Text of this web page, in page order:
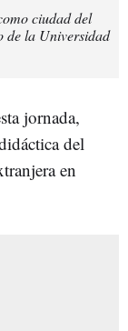
ciudad del
de la Universidad
jornada,
del
en